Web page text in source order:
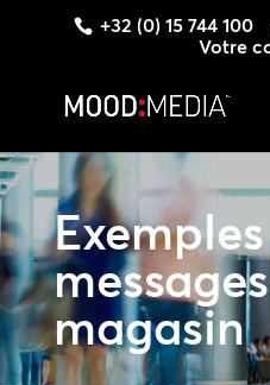
+32 (0) 15 744 100
Votre
magasin